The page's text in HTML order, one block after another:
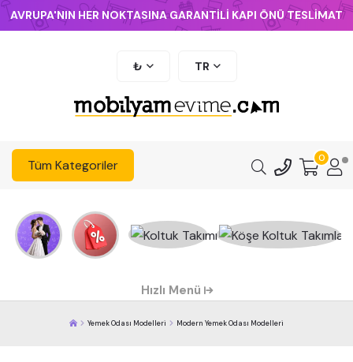
AVRUPA'NIN HER NOKTASINA GARANTİLİ KAPI ÖNÜ TESLİMAT
₺ TR
Tüm Kategoriler 0
Hızlı Menü
Yemek Odası Modelleri Modern Yemek Odası Modelleri